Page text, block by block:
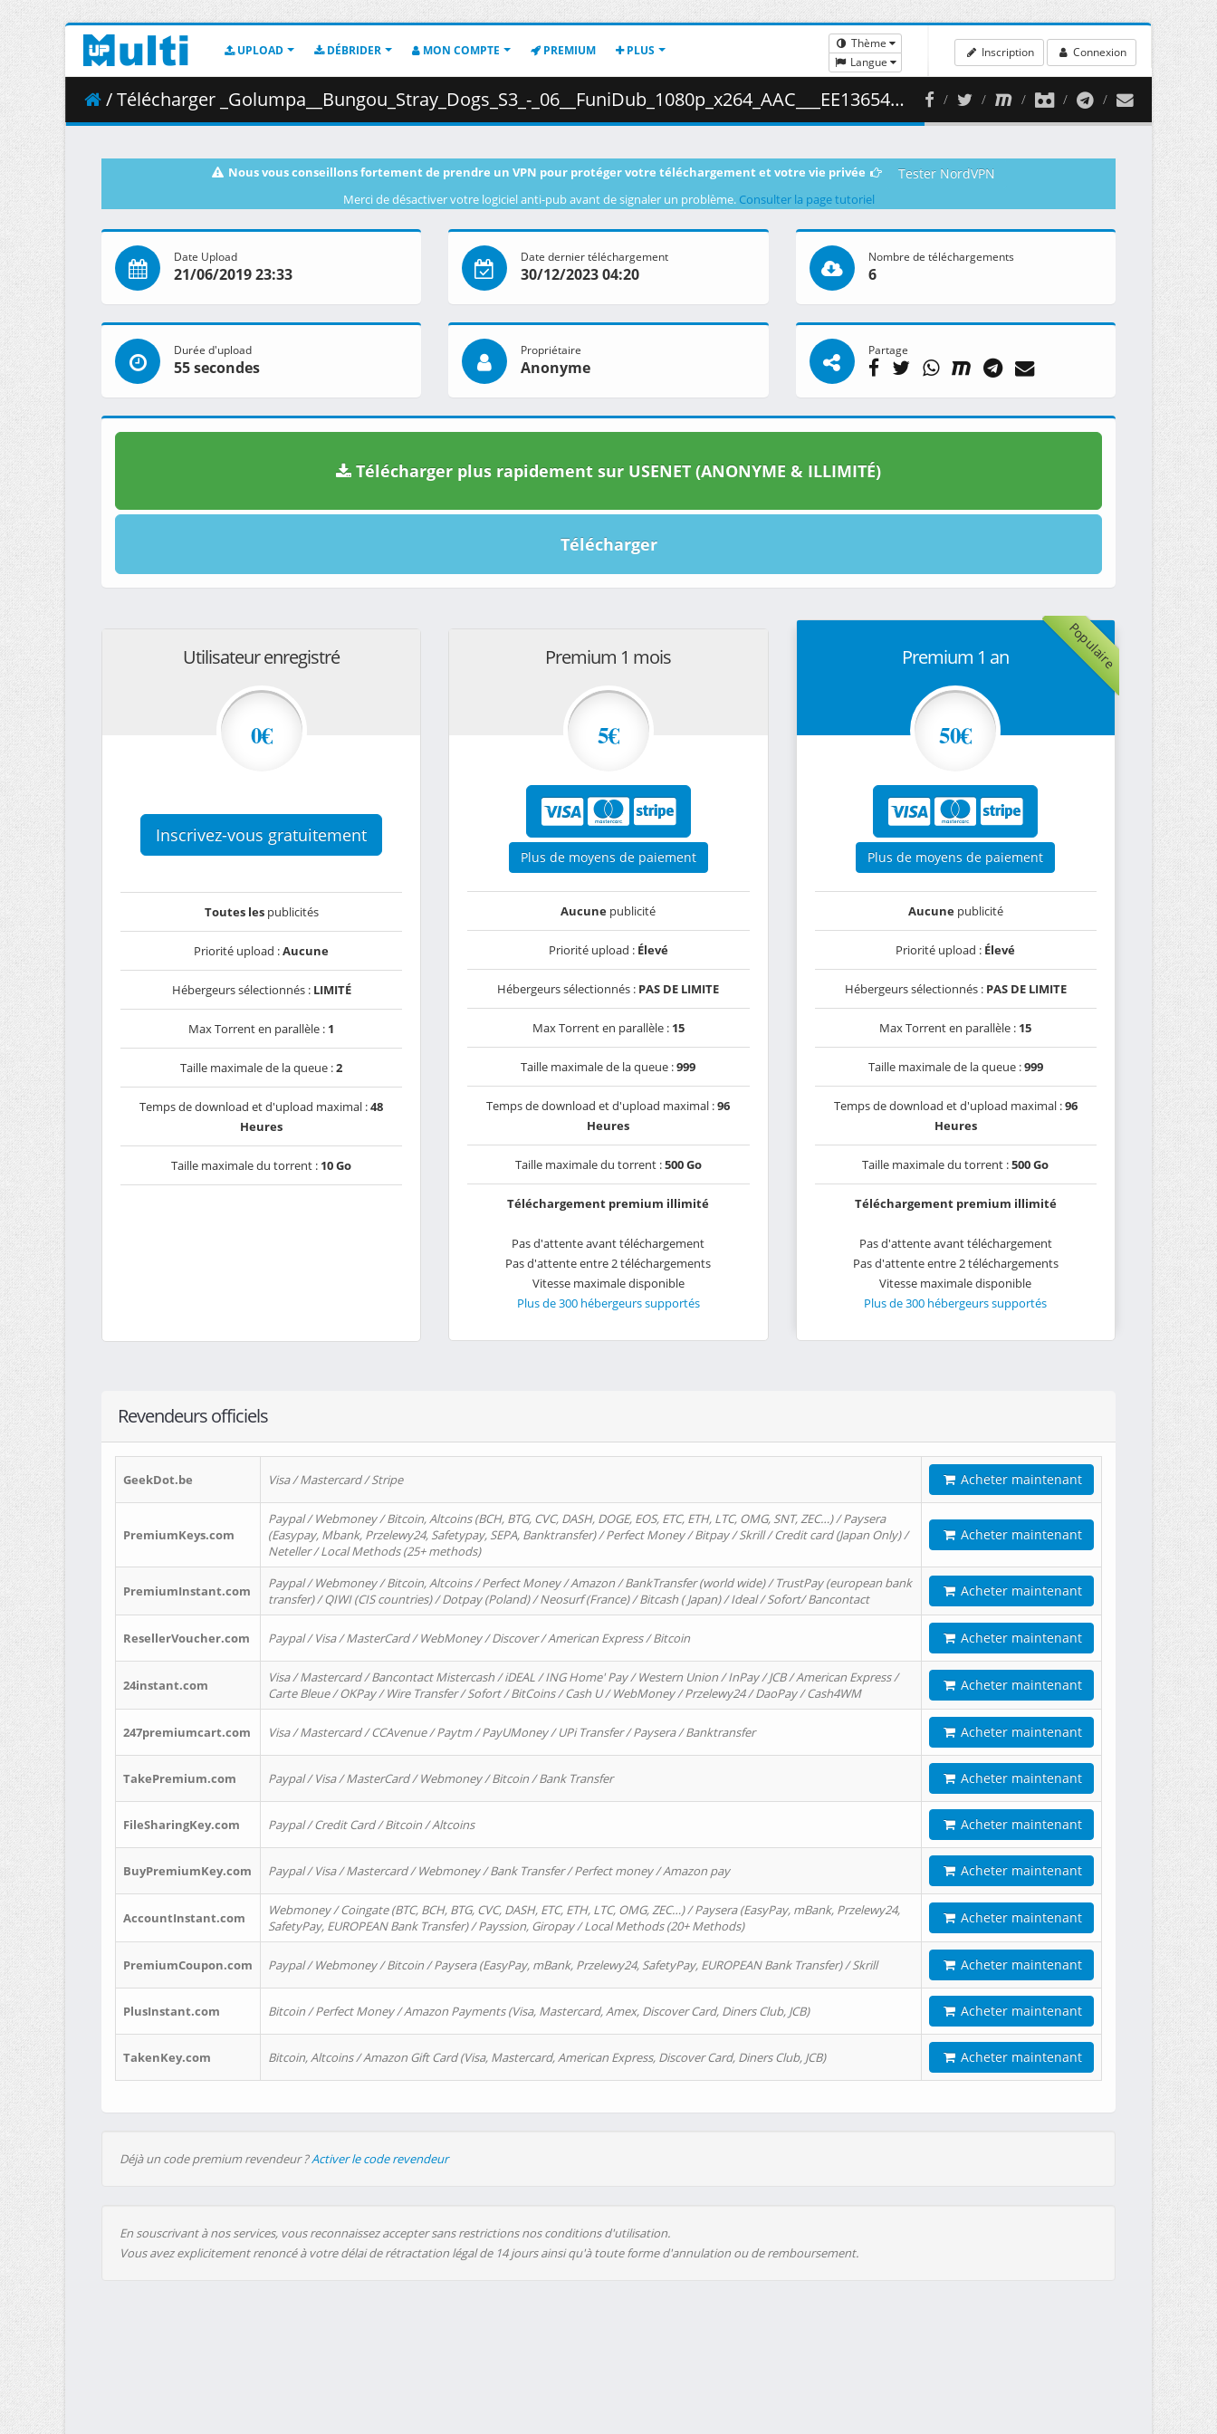
UPLOAD DÉBRIDER MON COMPTE PREMIUM PLUS
Thème
Langue
Inscription Connexion
/ Télécharger _Golumpa__Bungou_Stray_Dogs_S3_-_06__FuniDub_1080p_x264_AAC___EE136544_.mkv.002 ( 456.27 MB )
Nous vous conseillons fortement de prendre un VPN pour protéger votre téléchargement et votre vie privée Tester NordVPN
Merci de désactiver votre logiciel anti-pub avant de signaler un problème. Consulter la page tutoriel
Date Upload
21/06/2019 23:33
Date dernier téléchargement
30/12/2023 04:20
Nombre de téléchargements
6
Durée d'upload
55 secondes
Propriétaire
Anonyme
Partage
Télécharger plus rapidement sur USENET (ANONYME & ILLIMITÉ)
Télécharger
Utilisateur enregistré
0€
Inscrivez-vous gratuitement
Toutes lespublicités
Priorité upload :Aucune
Hébergeurs sélectionnés : LIMITÉ
Max Torrent en parallèle : 1
Taille maximale de la queue :2
Temps de download et d'upload maximal :48
Heures
Taille maximale du torrent : 10 Go
Premium 1 mois
5€
Plus de moyens de paiement
Aucune publicité
Priorité upload : Élevé
Hébergeurs sélectionnés : PAS DE LIMITE
Max Torrent en parallèle : 15
Taille maximale de la queue :999
Temps de download et d'upload maximal :96
Heures
Taille maximale du torrent :500 Go
Téléchargement premium illimité
Pas d'attente avant téléchargement
Pas d'attente entre 2 téléchargements
Vitesse maximale disponible
Plus de 300 hébergeurs supportés
Populaire
Premium 1 an
50€
Plus de moyens de paiement
Aucunepublicité
Priorité upload : Élevé
Hébergeurs sélectionnés : PAS DE LIMITE
Max Torrent en parallèle : 15
Taille maximale de la queue :999
Temps de download et d'upload maximal :96
Heures
Taille maximale du torrent :500 Go
Téléchargement premium illimité
Pas d'attente avant téléchargement
Pas d'attente entre 2 téléchargements
Vitesse maximale disponible
Plus de 300 hébergeurs supportés
Revendeurs officiels
GeekDot.be Visa / Mastercard / Stripe Acheter maintenant
PremiumKeys.com
Paypal / Webmoney / Bitcoin, Altcoins (BCH, BTG, CVC, DASH, DOGE, EOS, ETC, ETH, LTC, OMG, SNT, ZEC…) / Paysera
(Easypay, Mbank, Przelewy24, Safetypay, SEPA, Banktransfer) / Perfect Money / Bitpay / Skrill / Credit card (Japan Only) /
Neteller / Local Methods (25+ methods)
Acheter maintenant
PremiumInstant.com
Paypal / Webmoney / Bitcoin, Altcoins / Perfect Money / Amazon / BankTransfer (world wide) / TrustPay (european bank
transfer) / QIWI (CIS countries) / Dotpay (Poland) / Neosurf (France) / Bitcash ( Japan) / Ideal / Sofort/ Bancontact
Acheter maintenant
ResellerVoucher.com Paypal / Visa / MasterCard / WebMoney / Discover / American Express / Bitcoin Acheter maintenant
24instant.com
Visa / Mastercard / Bancontact Mistercash / iDEAL / ING Home' Pay / Western Union / InPay / JCB / American Express /
Carte Bleue / OKPay / Wire Transfer / Sofort / BitCoins / Cash U / WebMoney / Przelewy24 / DaoPay / Cash4WM
Acheter maintenant
247premiumcart.com Visa / Mastercard / CCAvenue / Paytm / PayUMoney / UPi Transfer / Paysera / Banktransfer Acheter maintenant
TakePremium.com Paypal / Visa / MasterCard / Webmoney / Bitcoin / Bank Transfer Acheter maintenant
FileSharingKey.com Paypal / Credit Card / Bitcoin / Altcoins Acheter maintenant
BuyPremiumKey.com Paypal / Visa / Mastercard / Webmoney / Bank Transfer / Perfect money / Amazon pay Acheter maintenant
AccountInstant.com
Webmoney / Coingate (BTC, BCH, BTG, CVC, DASH, ETC, ETH, LTC, OMG, ZEC…) / Paysera (EasyPay, mBank, Przelewy24,
SafetyPay, EUROPEAN Bank Transfer) / Payssion, Giropay / Local Methods (20+ Methods)
Acheter maintenant
PremiumCoupon.com Paypal / Webmoney / Bitcoin / Paysera (EasyPay, mBank, Przelewy24, SafetyPay, EUROPEAN Bank Transfer) / Skrill Acheter maintenant
PlusInstant.com Bitcoin / Perfect Money / Amazon Payments (Visa, Mastercard, Amex, Discover Card, Diners Club, JCB) Acheter maintenant
TakenKey.com Bitcoin, Altcoins / Amazon Gift Card (Visa, Mastercard, American Express, Discover Card, Diners Club, JCB) Acheter maintenant
Déjà un code premium revendeur ?Activer le code revendeur
En souscrivant à nos services, vous reconnaissez accepter sans restrictions nos conditions d'utilisation.
Vous avez explicitement renoncé à votre délai de rétractation légal de 14 jours ainsi qu'à toute forme d'annulation ou de remboursement.